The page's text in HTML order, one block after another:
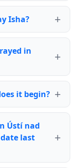
Isha?
in
it begin?
Ústí nad
last